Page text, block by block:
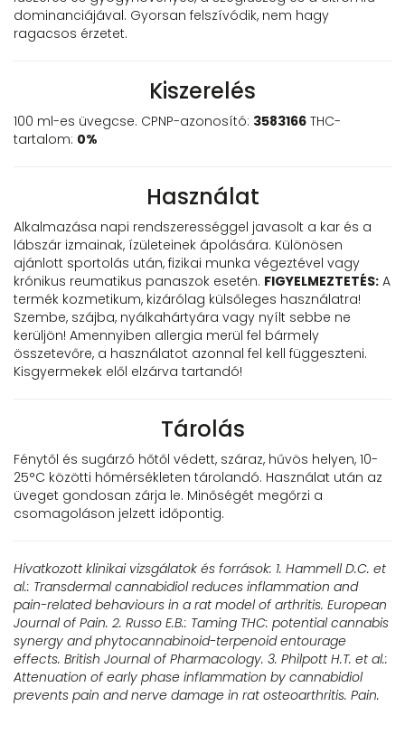
dominanciájával. Gyorsan felszívódik, nem hagy
ragacsos érzetet.
Kiszerelés
100 ml-es üvegcse. CPNP-azonosító: 3583166 THC-
tartalom: 0%
Használat
Alkalmazása napi rendszerességgel javasolt a kar és a
lábszár izmainak, ízületeinek ápolására. Különösen
ajánlott sportolás után, fizikai munka végeztével vagy
krónikus reumatikus panaszok esetén. FIGYELMEZTETÉS: A
termék kozmetikum, kizárólag külsőleges használatra!
Szembe, szájba, nyálkahártyára vagy nyílt sebbe ne
kerüljön! Amennyiben allergia merül fel bármely
összetevőre, a használatot azonnal fel kell függeszteni.
Kisgyermekek elől elzárva tartandó!
Tárolás
Fénytől és sugárzó hőtől védett, száraz, hűvös helyen, 10-
25°C közötti hőmérsékleten tárolandó. Használat után az
üveget gondosan zárja le. Minőségét megőrzi a
csomagoláson jelzett időpontig.
Hivatkozott klinikai vizsgálatok és források: 1. Hammell D.C. et
al.: Transdermal cannabidiol reduces inflammation and
pain-related behaviours in a rat model of arthritis. European
Journal of Pain. 2. Russo E.B.: Taming THC: potential cannabis
synergy and phytocannabinoid-terpenoid entourage
effects. British Journal of Pharmacology. 3. Philpott H.T. et al.:
Attenuation of early phase inflammation by cannabidiol
prevents pain and nerve damage in rat osteoarthritis. Pain.